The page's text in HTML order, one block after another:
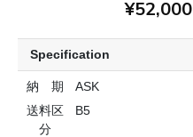
¥52,000
Specification
納 期
ASK
送料区
分
B5